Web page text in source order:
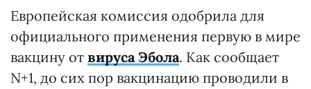
Европейская комиссия одобрила для
официального применения первую в мире
вакцину от вируса Эбола. Как сообщает
N+1, до сих пор вакцинацию проводили в